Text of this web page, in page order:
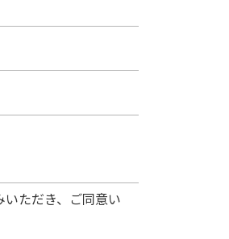
いただき、ご同意い